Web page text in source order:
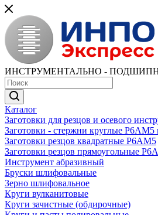
ИНСТРУМЕНТАЛЬНО -
Каталог
Заготовки для резцов и осевого
Заготовки - стержни круглые
Заготовки резцов квадратные Р6АМ5
Заготовки резцов прямоугольные
Инструмент абразивный
Бруски шлифовальные
Зерно шлифовальное
Круги вулканитовые
Круги зачистные (обдирочные)